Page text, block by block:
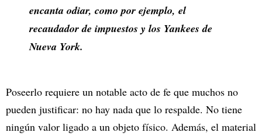
encanta odiar, como por ejemplo, el
recaudador de impuestos y los Yankees de
Nueva York.
Poseerlo requiere un notable acto de fe que muchos no
pueden justificar: no hay nada que lo respalde. No tiene
ningún valor ligado a un objeto físico. Además, el material